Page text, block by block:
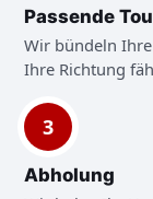
Passende
Wir bündeln
Ihre Richtung
3
Abholung